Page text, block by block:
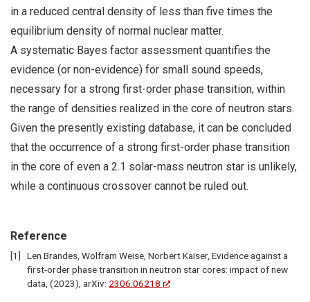
in a reduced central density of less than five times the
equilibrium density of normal nuclear matter.
A systematic Bayes factor assessment quantifies the
evidence (or non-evidence) for small sound speeds,
necessary for a strong first-order phase transition, within
the range of densities realized in the core of neutron stars.
Given the presently existing database, it can be concluded
that the occurrence of a strong first-order phase transition
in the core of even a 2.1 solar-mass neutron star is unlikely,
while a continuous crossover cannot be ruled out.
Reference
Len Brandes, Wolfram Weise, Norbert Kaiser, Evidence against a
first-order phase transition in neutron star cores: impact of new
data, (2023), arXiv: 2306.06218